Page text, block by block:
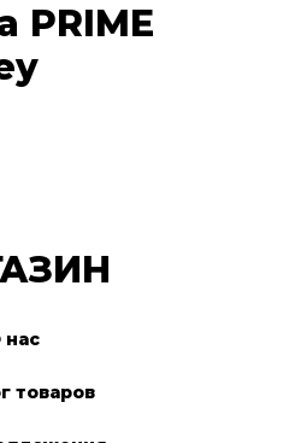
PRIME
нас
товаров